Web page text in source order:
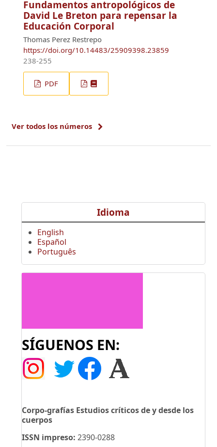
Fundamentos antropológicos de
David Le Breton para repensar la
Educación Corporal
Thomas Perez Restrepo
https://doi.org/10.14483/25909398.23859
Idioma
English
Español
Português
SÍGUENOS EN:
Corpo-grafías Estudios críticos de y desde los
cuerpos